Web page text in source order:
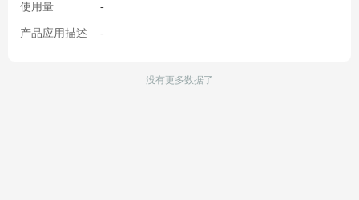
使用量 -
产品应用描述 -
没有更多数据了